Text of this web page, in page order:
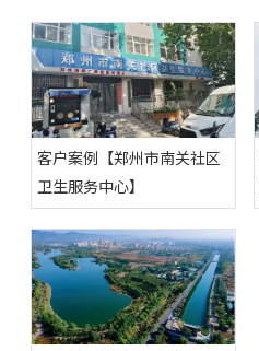
客户案例【郑州市南关社区
卫生服务中心】